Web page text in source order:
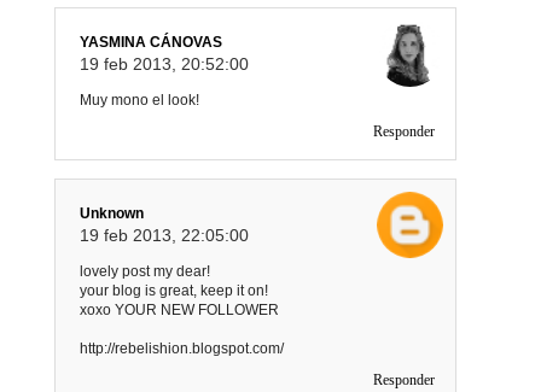
YASMINA CÁNOVAS
19 feb 2013, 20:52:00
Muy mono el look!
Responder
Unknown
19 feb 2013, 22:05:00
lovely post my dear!
your blog is great, keep it on!
xoxo YOUR NEW FOLLOWER
http://rebelishion.blogspot.com/
Responder